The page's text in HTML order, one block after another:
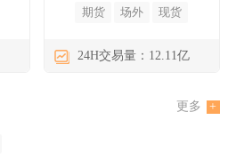
期货 场外 现货
24H交易量：12.11亿
更多